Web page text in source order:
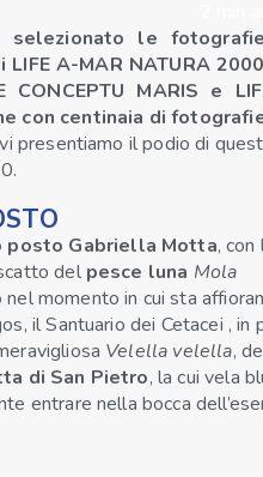
selezionato le
A-MAR NATURA
CONCEPTU MARIS e
con centinaia di
presentiamo il podio di
posto Gabriella Motta, con
del pesce luna Mola
momento in cui sta
il Santuario dei Cetacei , in
Velella velella,
di San Pietro, la cui vela
entrare nella bocca